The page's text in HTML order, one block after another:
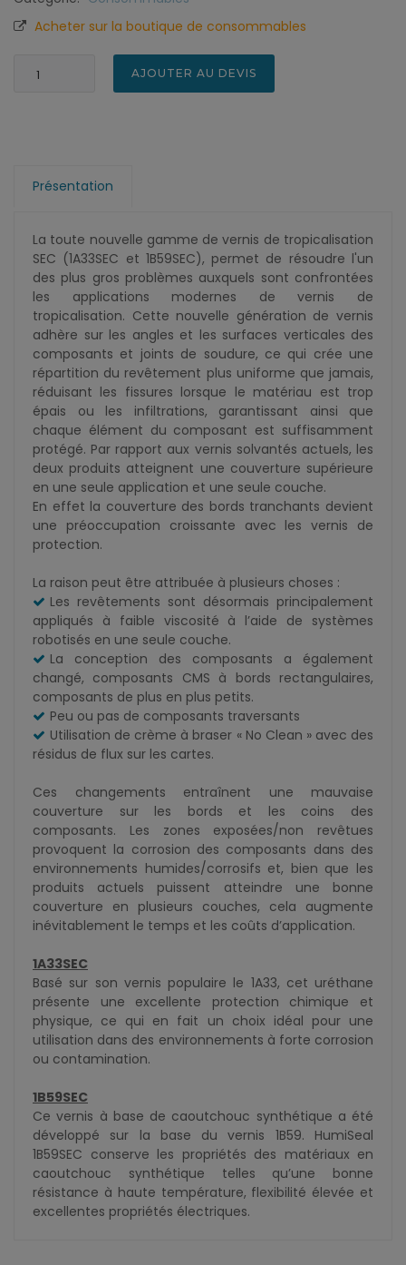
Acheter sur la boutique de consommables
AJOUTER AU DEVIS
Présentation
La toute nouvelle gamme de vernis de tropicalisation
SEC (1A33SEC et 1B59SEC), permet de résoudre l'un
des plus gros problèmes auxquels sont confrontées
les applications modernes de vernis de
tropicalisation. Cette nouvelle génération de vernis
adhère sur les angles et les surfaces verticales des
composants et joints de soudure, ce qui crée une
répartition du revêtement plus uniforme que jamais,
réduisant les fissures lorsque le matériau est trop
épais ou les infiltrations, garantissant ainsi que
chaque élément du composant est suffisamment
protégé. Par rapport aux vernis solvantés actuels, les
deux produits atteignent une couverture supérieure
en une seule application et une seule couche.
En effet la couverture des bords tranchants devient
une préoccupation croissante avec les vernis de
protection.
La raison peut être attribuée à plusieurs choses :
Les revêtements sont désormais principalement
appliqués à faible viscosité à l’aide de systèmes
robotisés en une seule couche.
La conception des composants a également
changé, composants CMS à bords rectangulaires,
composants de plus en plus petits.
Peu ou pas de composants traversants
Utilisation de crème à braser « No Clean » avec des
résidus de flux sur les cartes.
Ces changements entraînent une mauvaise
couverture sur les bords et les coins des
composants. Les zones exposées/non revêtues
provoquent la corrosion des composants dans des
environnements humides/corrosifs et, bien que les
produits actuels puissent atteindre une bonne
couverture en plusieurs couches, cela augmente
inévitablement le temps et les coûts d’application.
1A33SEC
Basé sur son vernis populaire le 1A33, cet uréthane
présente une excellente protection chimique et
physique, ce qui en fait un choix idéal pour une
utilisation dans des environnements à forte corrosion
ou contamination.
1B59SEC
Ce vernis à base de caoutchouc synthétique a été
développé sur la base du vernis 1B59. HumiSeal
1B59SEC conserve les propriétés des matériaux en
caoutchouc synthétique telles qu’une bonne
résistance à haute température, flexibilité élevée et
excellentes propriétés électriques.